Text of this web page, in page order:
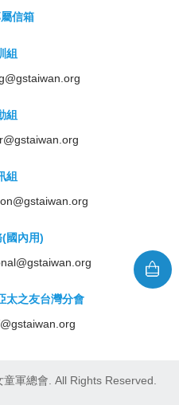
信箱
組
組
組
國內用)
太之友台灣分會
軍總會. All Rights Reserved.